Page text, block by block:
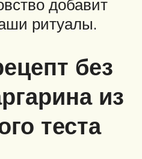
добавит
ритуалы.
без
из
теста